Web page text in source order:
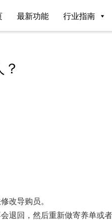
最新功能 行业指南
改导购员。
退回，然后重新做寄养单或